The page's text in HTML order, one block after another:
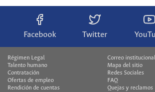
Facebook Twitter
Régimen Legal
Talento humano
Contratación
Ofertas de empleo
Rendición de cuentas
Correo institucional
Mapa del sitio
Redes Sociales
FAQ
Quejas y reclamos